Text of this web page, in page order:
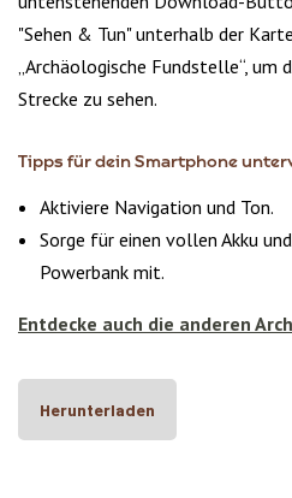
"Sehen & Tun" unterhalb der
„Archäologische Fundstelle“, um
Strecke zu sehen.
Tipps für dein Smartphone
Aktiviere Navigation und Ton.
Sorge für einen vollen Akku
Powerbank mit.
Entdecke auch die anderen
Herunterladen